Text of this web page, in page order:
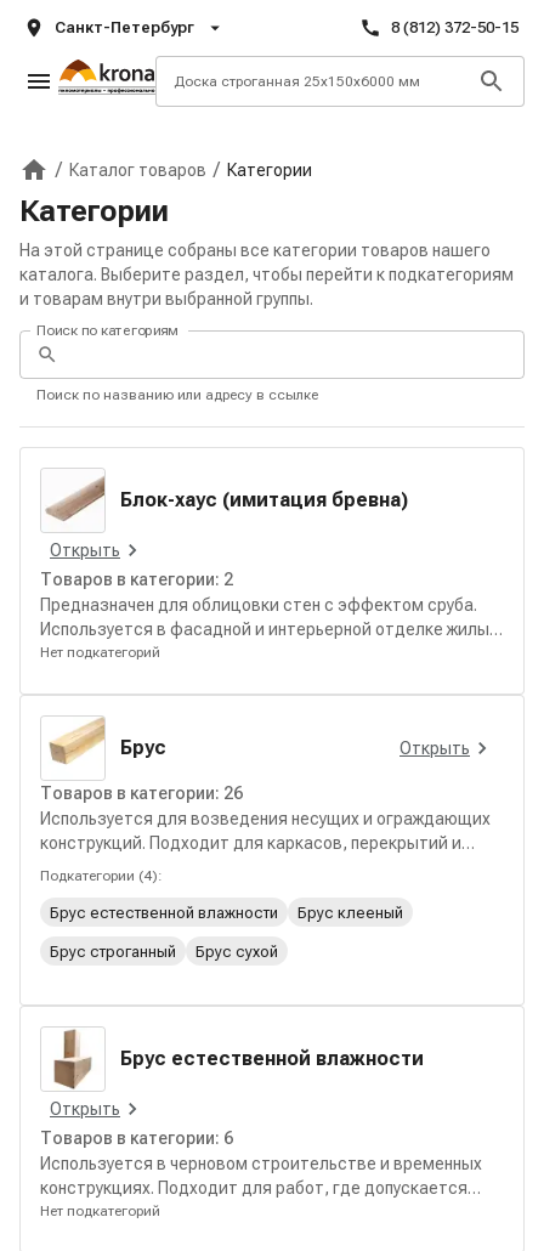
Санкт-Петербург 8 (812) 372-50-15
Главная
/ Каталог товаров / Категории
Категории
На этой странице собраны все категории товаров нашего
каталога. Выберите раздел, чтобы перейти к подкатегориям
и товарам внутри выбранной группы.
Поиск по категориям
Поиск по названию или адресу в ссылке
Блок-хаус (имитация бревна)
Открыть
Товаров в категории: 2
Предназначен для облицовки стен с эффектом сруба.
Используется в фасадной и интерьерной отделке жилых
и загородных зданий.
Нет подкатегорий
Брус Открыть
Товаров в категории: 26
Используется для возведения несущих и ограждающих
конструкций. Подходит для каркасов, перекрытий и
строительных элементов различного назначения.
Подкатегории (4):
Брус естественной влажности Брус клееный
Брус строганный Брус сухой
Брус естественной влажности
Открыть
Товаров в категории: 6
Используется в черновом строительстве и временных
конструкциях. Подходит для работ, где допускается
последующая усадка и изменение геометрии.
Нет подкатегорий